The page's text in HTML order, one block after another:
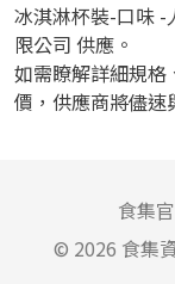
冰淇淋杯裝-口味 -
限公司 供應。
如需瞭解詳細規格
價，供應商將儘速
食集
© 2026 食集